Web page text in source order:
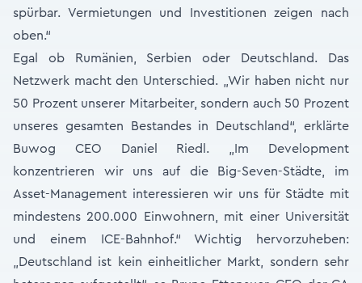
spürbar. Vermietungen und Investitionen zeigen nach
oben.“
Egal ob Rumänien, Serbien oder Deutschland. Das
Netzwerk macht den Unterschied. „Wir haben nicht nur
50 Prozent unserer Mitarbeiter, sondern auch 50 Prozent
unseres gesamten Bestandes in Deutschland“, erklärte
Buwog CEO Daniel Riedl. „Im Development
konzentrieren wir uns auf die Big-Seven-Städte, im
Asset-Management interessieren wir uns für Städte mit
mindestens 200.000 Einwohnern, mit einer Universität
und einem ICE-Bahnhof.“ Wichtig hervorzuheben:
„Deutschland ist kein einheitlicher Markt, sondern sehr